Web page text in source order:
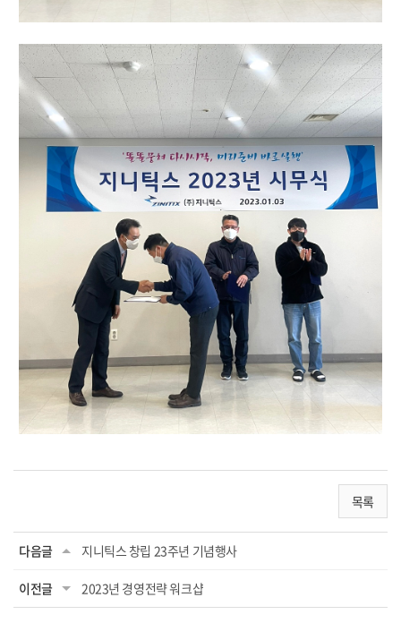
목록
다음글 지니틱스 창립 23주년 기념행사
이전글 2023년 경영전략 워크샵